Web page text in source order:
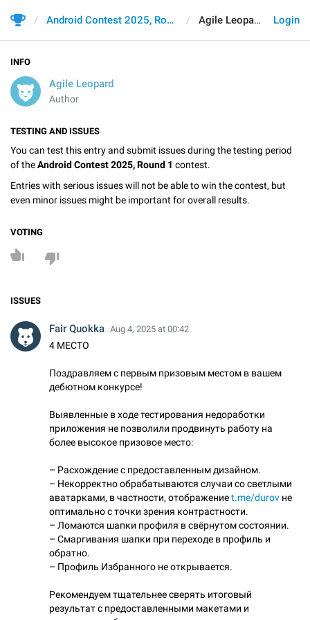
Login
Android Contest 2025, Round 1 Agile Leopard
INFO
Agile Leopard
Author
TESTING AND ISSUES
You can test this entry and submit issues during the testing period
of theAndroid Contest 2025, Round 1 contest.
Entries with serious issues will not be able to win the contest, but
even minor issues might be important for overall results.
VOTING
ISSUES
Fair Quokka Aug 4, 2025 at 00:42
4 МЕСТО
Поздравляем с первым призовым местом в вашем
дебютном конкурсе!
Выявленные в ходе тестирования недоработки
приложения не позволили продвинуть работу на
более высокое призовое место:
– Расхождение с предоставленным дизайном.
– Некорректно обрабатываются случаи со светлыми
аватарками, в частности, отображениеt.me/durov не
оптимально с точки зрения контрастности.
– Ломаются шапки профиля в свёрнутом состоянии.
– Смаргивания шапки при переходе в профиль и
обратно.
– Профиль Избранного не открывается.
Рекомендуем тщательнее сверять итоговый
результат с предоставленными макетами и